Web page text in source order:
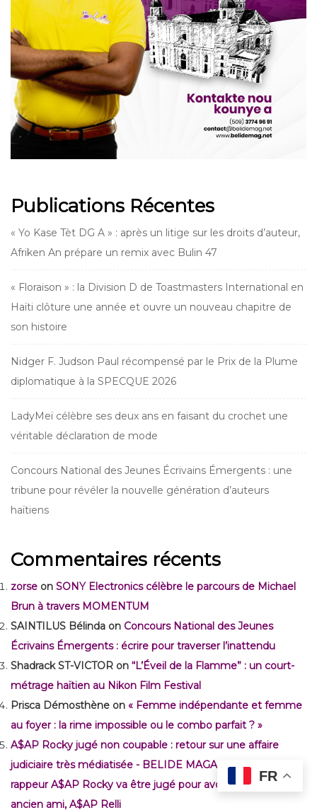
Publications Récentes
« Yo Kase Tèt DG A » : après un litige sur les droits d’auteur,
Afriken An prépare un remix avec Bulin 47
« Floraison » : la Division D de Toastmasters International en
Haïti clôture une année et ouvre un nouveau chapitre de
son histoire
Nidger F. Judson Paul récompensé par le Prix de la Plume
diplomatique à la SPECQUE 2026
LadyMeï célèbre ses deux ans en faisant du crochet une
véritable déclaration de mode
Concours National des Jeunes Écrivains Émergents : une
tribune pour révéler la nouvelle génération d’auteurs
haïtiens
Commentaires récents
zorse on SONY Electronics célèbre le parcours de Michael
Brun à travers MOMENTUM
SAINTILUS Bélinda on Concours National des Jeunes
Écrivains Émergents : écrire pour traverser l’inattendu
Shadrack ST-VICTOR on “L’Éveil de la Flamme” : un court-
métrage haïtien au Nikon Film Festival
Prisca Démosthène on « Femme indépendante et femme
au foyer : la rime impossible ou le combo parfait ? »
A$AP Rocky jugé non coupable : retour sur une affaire
judiciaire très médiatisée - BELIDE MAGAZINE on
rappeur A$AP Rocky va être jugé pour avoir tiré sur un
ancien ami, A$AP Relli
FR